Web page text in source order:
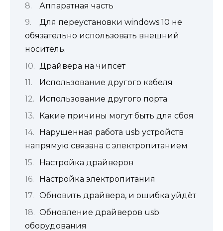
Аппаратная часть
Для переустановки windows 10 не
обязательно использовать внешний
носитель.
Драйвера на чипсет
Использование другого кабеля
Использование другого порта
Какие причины могут быть для сбоя
Нарушенная работа usb устройств
напрямую связана с электропитанием
Настройка драйверов
Настройка электропитания
Обновить драйвера, и ошибка уйдёт
Обновление драйверов usb
оборудования